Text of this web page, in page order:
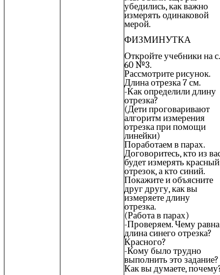
убедились, как важно
измерять одинаковой
мерой.
ФИЗМИНУТКА
Откройте учебники на с.
60 №3.
Рассмотрите рисунок.
Длина отрезка 7 см.
-Как определили длину
отрезка?
(Дети проговаривают
алгоритм измерения
отрезка при помощи
линейки)
Поработаем в парах.
Договоритесь, кто из
будет измерять красный
отрезок, а кто синий.
Покажите и объясните
друг другу, как вы
измеряете длину
отрезка.
(Работа в парах)
-Проверяем. Чему равна
длина синего отрезка?
Красного?
-Кому было трудно
выполнить это задание?
Как вы думаете,